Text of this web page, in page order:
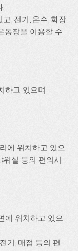
.
, 전기, 온수, 화장
동장을 이용할 수
하고 있으며
에 위치하고 있으
워실 등의 편의시
에 위치하고 있으
기, 매점 등의 편